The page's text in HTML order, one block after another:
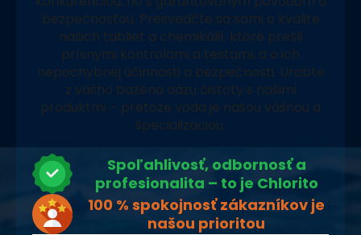
bezpečnosťou. Presvedčte sa sami o kvalite
našich tabliet a chemikálií, ktoré prešli
prísnymi kontrolami a testami, a o ich
nepochybnej účinnosti a bezpečnosti. Urobte
z vášho bazéna oázu čistoty s našimi
produktmi – pretože voda je našou vášňou a
špecializáciou.
Spoľahlivosť, odbornosť a
profesionalita – to je Chlorito
100 % spokojnosť zákazníkov je
našou prioritou